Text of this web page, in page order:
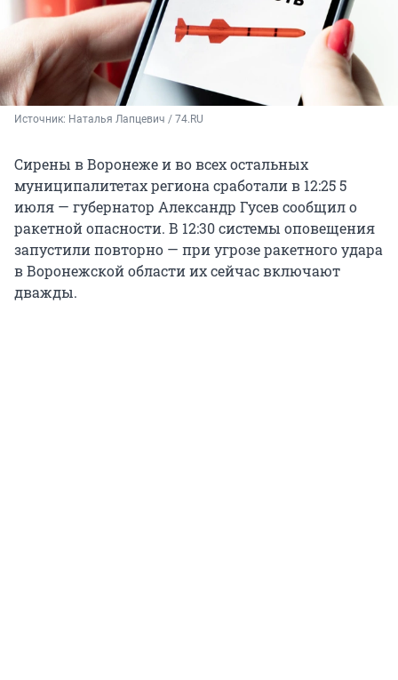
Источник: Наталья Лапцевич / 74.RU
Сирены в Воронеже и во всех остальных
муниципалитетах региона сработали в 12:25 5
июля — губернатор Александр Гусев сообщил о
ракетной опасности. В 12:30 системы оповещения
запустили повторно — при угрозе ракетного удара
в Воронежской области их сейчас включают
дважды.